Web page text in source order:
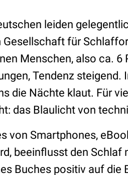
leiden
Gesellschaft für
Menschen, also ca. 6
Tendenz steigend.
die Nächte klaut. Für
das Blaulicht von
von Smartphones,
beeinflusst den
Buches positiv auf die